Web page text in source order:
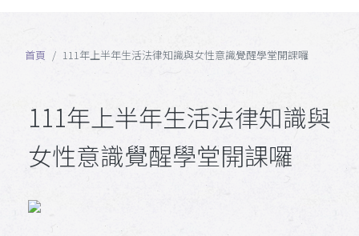
首頁 111年上半年生活法律知識與女性意識覺醒學堂開課囉
111年上半年生活法律知識與
女性意識覺醒學堂開課囉